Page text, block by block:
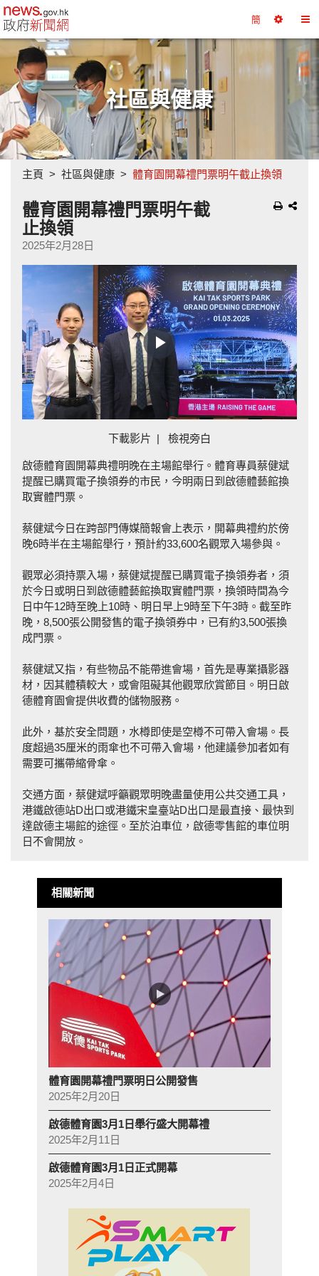
政府新聞網主頁 簡
擇
換
目
錄
社區與健康
主頁 社區與健康 體育園開幕禮門票明午截止換領
體育園開幕禮門票明午截
止換領
2025年2月28日
Play
Video
下載影片 | 檢視旁白
啟德體育園開幕典禮明晚在主場館舉行。體育專員蔡健斌
提醒已購買電子換領券的市民，今明兩日到啟德體藝館換
取實體門票。
蔡健斌今日在跨部門傳媒簡報會上表示，開幕典禮約於傍
晚6時半在主場館舉行，預計約33,600名觀眾入場參與。
觀眾必須持票入場，蔡健斌提醒已購買電子換領券者，須
於今日或明日到啟德體藝館換取實體門票，換領時間為今
日中午12時至晚上10時、明日早上9時至下午3時。截至昨
晚，8,500張公開發售的電子換領券中，已有約3,500張換
成門票。
蔡健斌又指，有些物品不能帶進會場，首先是專業攝影器
材，因其體積較大，或會阻礙其他觀眾欣賞節目。明日啟
德體育園會提供收費的儲物服務。
此外，基於安全問題，水樽即使是空樽不可帶入會場。長
度超過35厘米的雨傘也不可帶入會場，他建議參加者如有
需要可攜帶縮骨傘。
交通方面，蔡健斌呼籲觀眾明晚盡量使用公共交通工具，
港鐵啟德站D出口或港鐵宋皇臺站D出口是最直接、最快到
達啟德主場館的途徑。至於泊車位，啟德零售館的車位明
日不會開放。
相關新聞
體育園開幕禮門票明日公開發售
2025年2月20日
啟德體育園3月1日舉行盛大開幕禮
2025年2月11日
啟德體育園3月1日正式開幕
2025年2月4日